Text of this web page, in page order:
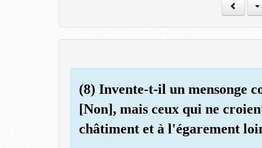
(8) Invente-t-il un mensonge
[Non], mais ceux qui ne
châtiment et à l'égarement